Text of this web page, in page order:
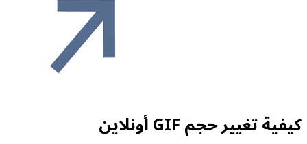
كيفية تغيير حجم GIF أونلاين